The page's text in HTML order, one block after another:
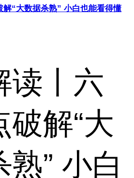
“大数据杀熟” 小白也能看得懂
读丨六
破解“大
” 小白